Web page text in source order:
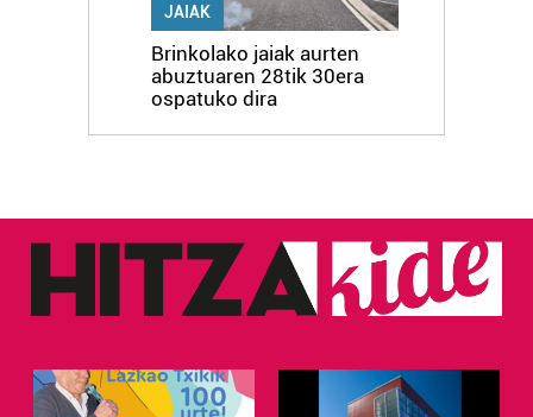
JAIAK
Brinkolako jaiak aurten
abuztuaren 28tik 30era
ospatuko dira